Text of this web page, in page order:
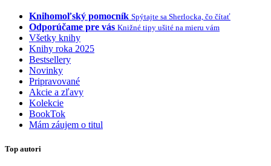
Knihomoľský pomocník Spýtajte sa Sherlocka, čo čítať
Odporúčame pre vás Knižné tipy ušité na mieru vám
Všetky knihy
Knihy roka 2025
Bestsellery
Novinky
Pripravované
Akcie a zľavy
Kolekcie
BookTok
Mám záujem o titul
Top autori